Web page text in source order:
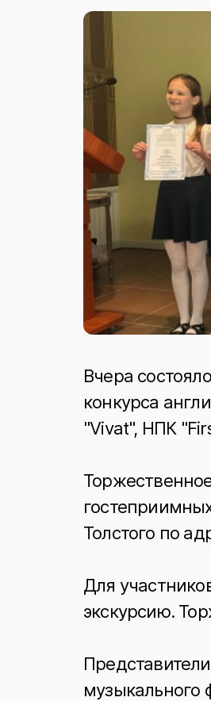
Вчера
конкурса
"Vivat", НПК
Толстого по
Для
экскурсию.
музыкального